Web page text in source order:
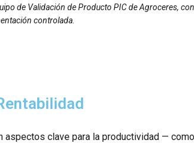
de Validación de Producto PIC de Agroceres, con
controlada.
aspectos clave para la productividad —